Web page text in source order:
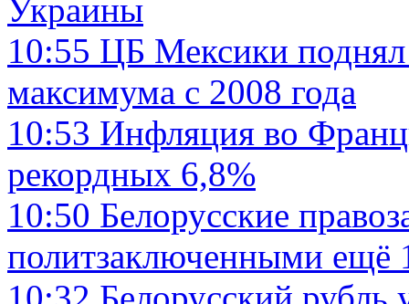
Украины
10:55 ЦБ Мексики
максимума с 2008 года
10:53 Инфляция во
рекордных 6,8%
10:50 Белорусские
политзаключенными ещё